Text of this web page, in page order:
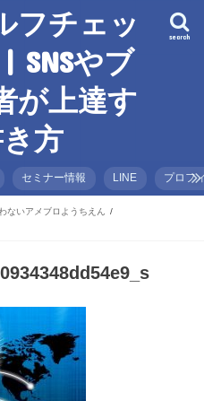
フチェッ
SNSやブ
が上達す
方
search
セミナー情報 LINE プロフ
ないアメブロようちえん